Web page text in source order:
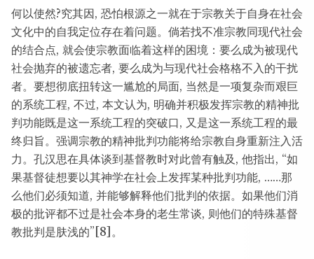
何以使然?究其因, 恐怕根源之一就在于宗教关于自身在社会
文化中的自我定位存在着问题。倘若找不准宗教同现代社会
的结合点, 就会使宗教面临着这样的困境：要么成为被现代
社会抛弃的被遗忘者, 要么成为与现代社会格格不入的干扰
者。要想彻底扭转这一尴尬的局面, 当然是一项复杂而艰巨
的系统工程, 不过, 本文认为, 明确并积极发挥宗教的精神批
判功能既是这一系统工程的突破口, 又是这一系统工程的最
终归旨。强调宗教的精神批判功能将给宗教自身重新注入活
力。孔汉思在具体谈到基督教时对此曾有触及, 他指出, “如
果基督徒想要以其神学在社会上发挥某种批判功能, ……那
么他们必须知道, 并能够解释他们批判的依据。如果他们消
极的批评都不过是社会本身的老生常谈, 则他们的特殊基督
教批判是肤浅的”[8]。